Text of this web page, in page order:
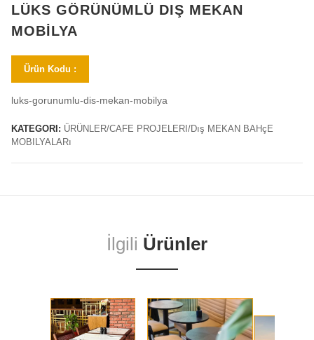
LÜKS GÖRÜNÜMLÜ DIŞ MEKAN
MOBILYA
Ürün Kodu :
luks-gorunumlu-dis-mekan-mobilya
KATEGORI: ÜRÜNLER/CAFE PROJELERI/Dış MEKAN BAHçE
MOBILYALARı
İlgili Ürünler